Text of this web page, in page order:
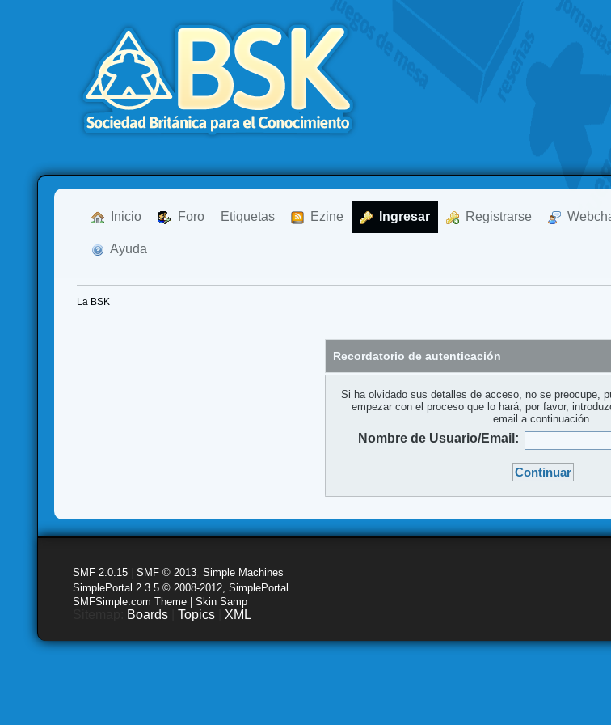
Inicio Foro Etiquetas Ezine Ingresar Registrarse
Ayuda
La BSK
Recordatorio de autenticación
Si ha olvidado sus detalles de acceso, no se preocupe,
empezar con el proceso que lo hará, por favor,
email a continuación.
Nombre de Usuario/Email:
SMF 2.0.15 |SMF © 2013 ,Simple Machines
SimplePortal 2.3.5 © 2008-2012, SimplePortal
SMFSimple.com Theme | Skin Samp
Boards |Topics XML